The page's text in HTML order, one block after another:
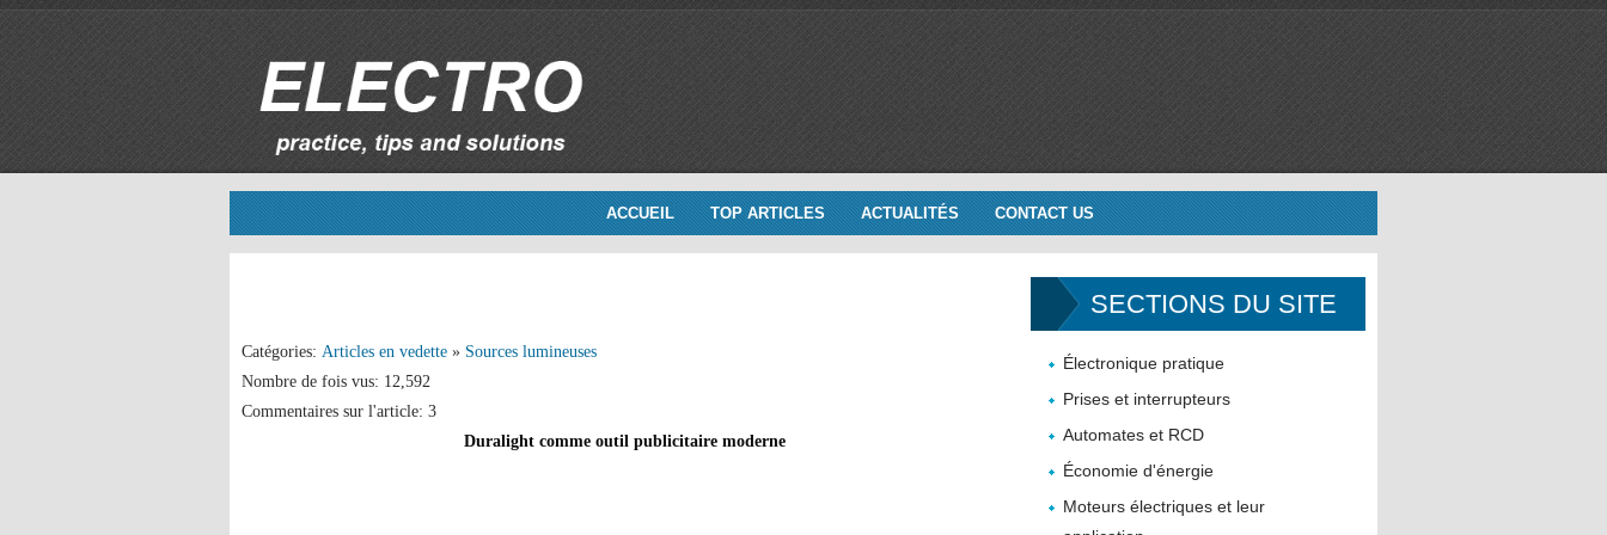
ACCUEIL TOP ARTICLES ACTUALITÉS CONTACT US
Catégories: Articles en vedette » Sources lumineuses
Nombre de fois vus: 12,592
Commentaires sur l'article: 3
Duralight comme outil publicitaire moderne
SECTIONS DU SITE
Électronique pratique
Prises et interrupteurs
Automates et RCD
Économie d'énergie
Moteurs électriques et leur